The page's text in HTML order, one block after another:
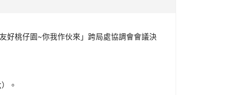
好桃仔園~你我作伙來」跨局處協調會會議決
。